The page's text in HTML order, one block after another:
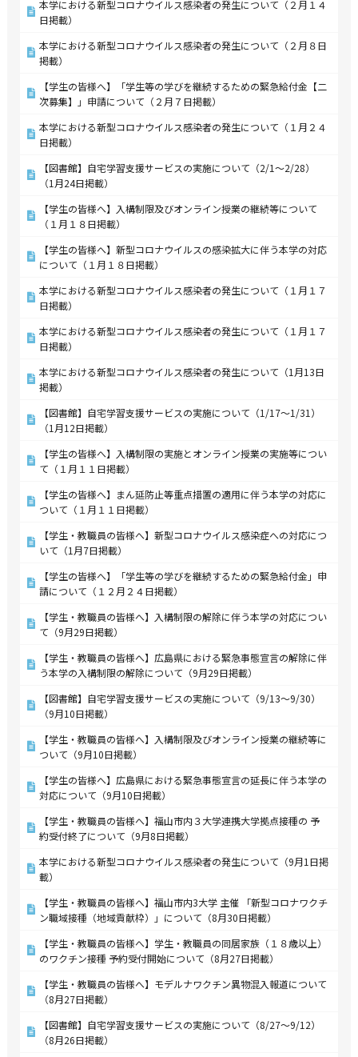
本学における新型コロナウイルス感染者の発生について（２月１４
日掲載）
本学における新型コロナウイルス感染者の発生について（２月８日
掲載）
【学生の皆様へ】「学生等の学びを継続するための緊急給付金【二
次募集】」申請について（２月７日掲載）
本学における新型コロナウイルス感染者の発生について（１月２４
日掲載）
【図書館】自宅学習支援サービスの実施について（2/1～2/28）
（1月24日掲載）
【学生の皆様へ】入構制限及びオンライン授業の継続等について
（１月１８日掲載）
【学生の皆様へ】新型コロナウイルスの感染拡大に伴う本学の対応
について（１月１８日掲載）
本学における新型コロナウイルス感染者の発生について（１月１７
日掲載）
本学における新型コロナウイルス感染者の発生について（１月１７
日掲載）
本学における新型コロナウイルス感染者の発生について（1月13日
掲載）
【図書館】自宅学習支援サービスの実施について（1/17～1/31）
（1月12日掲載）
【学生の皆様へ】入構制限の実施とオンライン授業の実施等につい
て（１月１１日掲載）
【学生の皆様へ】まん延防止等重点措置の適用に伴う本学の対応に
ついて（１月１１日掲載）
【学生・教職員の皆様へ】新型コロナウイルス感染症への対応につ
いて（1月7日掲載）
【学生の皆様へ】「学生等の学びを継続するための緊急給付金」申
請について（１２月２４日掲載）
【学生・教職員の皆様へ】入構制限の解除に伴う本学の対応につい
て（9月29日掲載）
【学生・教職員の皆様へ】広島県における緊急事態宣言の解除に伴
う本学の入構制限の解除について（9月29日掲載）
【図書館】自宅学習支援サービスの実施について（9/13～9/30）
（9月10日掲載）
【学生・教職員の皆様へ】入構制限及びオンライン授業の継続等に
ついて（9月10日掲載）
【学生の皆様へ】広島県における緊急事態宣言の延長に伴う本学の
対応について（9月10日掲載）
【学生・教職員の皆様へ】福山市内３大学連携大学拠点接種の 予
約受付終了について（9月8日掲載）
本学における新型コロナウイルス感染者の発生について（9月1日掲
載）
【学生・教職員の皆様へ】福山市内3大学 主催 「新型コロナワクチ
ン職域接種（地域貢献枠）」について（8月30日掲載）
【学生・教職員の皆様へ】学生・教職員の同居家族（１８歳以上）
のワクチン接種 予約受付開始について（8月27日掲載）
【学生・教職員の皆様へ】モデルナワクチン異物混入報道について
（8月27日掲載）
【図書館】自宅学習支援サービスの実施について（8/27～9/12）
（8月26日掲載）